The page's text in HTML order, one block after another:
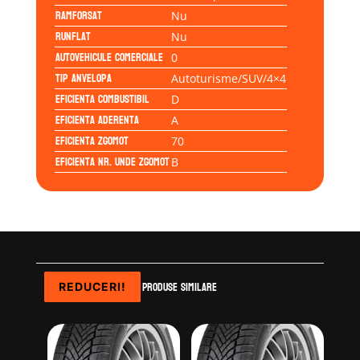
Ramforsat Nu
Runflat Nu
Autovehicule comerciale 0
Tip anvelopa Autoturisme/SUV/4×4
Eficienta Combustibil D
Eficienta Aderenta A
Eficienta Zgomot 70
Eficienta Nr. Unde ZgomotB
Produse similare
REDUCERI!
REDUCERI!
REDUCERI!
REDUCERI!